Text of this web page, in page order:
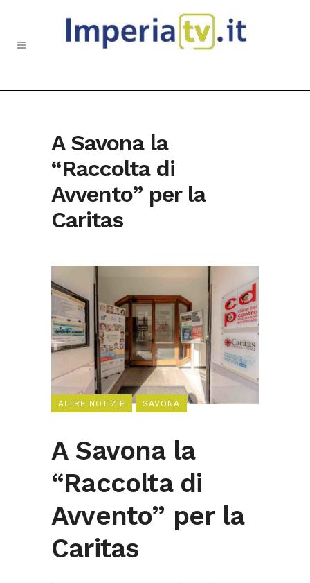
A Savona la
“Raccolta di
Avvento” per la
Caritas
ALTRE NOTIZIE SAVONA
A Savona la
“Raccolta di
Avvento” per la
Caritas